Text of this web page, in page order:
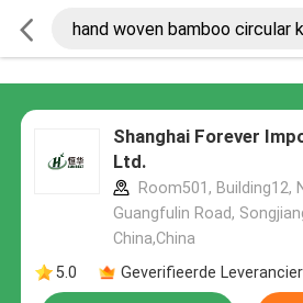
Shanghai Forever
Ltd.
Room501, Building12,
Guangfulin Road,
China,China
5.0
Geverifieerde Leverancier